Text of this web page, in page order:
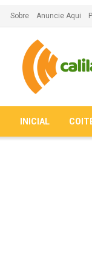
Sobre Anuncie Aqui
INICIAL